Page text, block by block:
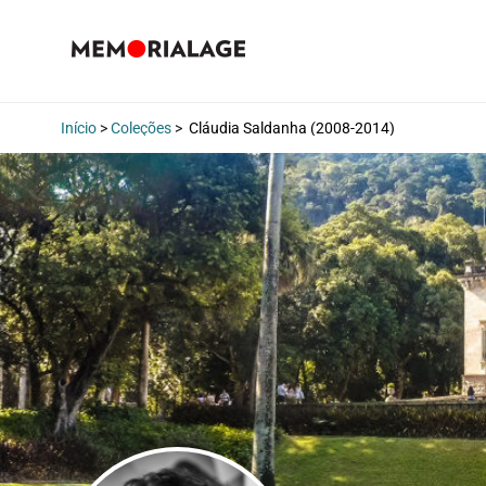
Início >Coleções > Cláudia Saldanha (2008-2014)